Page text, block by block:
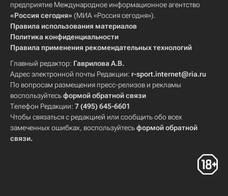
предприятие Международное информационное агентство
«Россия сегодня» (МИА «Россия сегодня»).
Правила использования материалов
Политика конфиденциальности
Правила применения рекомендательных технологий
Главный редактор: Гаврилова А.В.
Адрес электронной почты Редакции: r-sport.internet@ria.ru
По вопросам размещения пресс-релизов и рекламы
воспользуйтесьформой обратной связи
Телефон Редакции: 7 (495) 645-6601
Чтобы связаться с редакцией или сообщить обо всех
замеченных ошибках, воспользуйтесьформой обратной
связи.